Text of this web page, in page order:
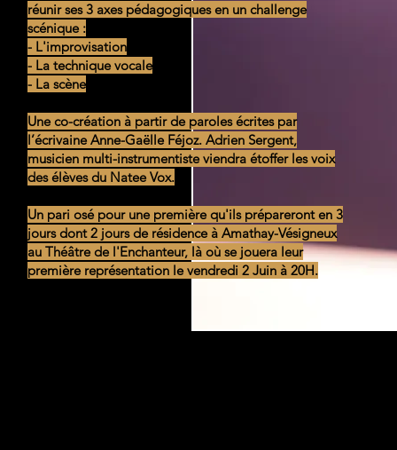
réunir ses 3 axes pédagogiques en un challenge
scénique :
- L'improvisation
- La technique vocale
- La scène
Une co-création à partir de paroles écrites par
l’écrivaine Anne-Gaëlle Féjoz. Adrien Sergent,
musicien multi-instrumentiste viendra étoffer les voix
des élèves du Natee Vox.
Un pari osé pour une première qu'ils prépareront en 3
jours dont 2 jours de résidence à Amathay-Vésigneux
au Théâtre de l'Enchanteur, là où se jouera leur
première représentation le vendredi 2 Juin à 20H.